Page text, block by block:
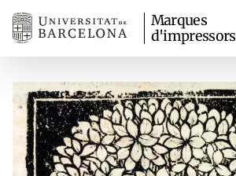
Marques
d'impressors